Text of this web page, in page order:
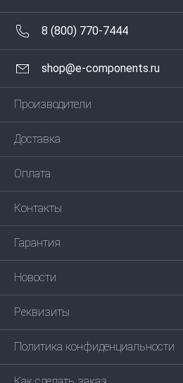
8 (800) 770-7444
shop@e-components.ru
Производители
Доставка
Оплата
Контакты
Гарантия
Новости
Реквизиты
Политика конфиденциальности